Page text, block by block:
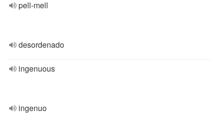
pell-mell
desordenado
ingenuous
ingenuo